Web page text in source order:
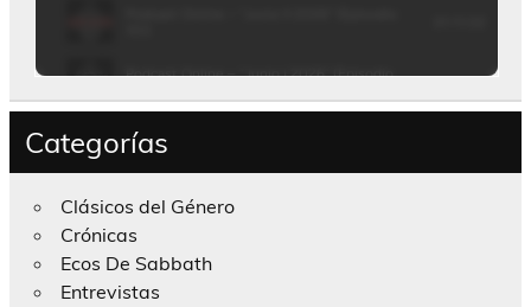
Categorías
Clásicos del Género
Crónicas
Ecos De Sabbath
Entrevistas